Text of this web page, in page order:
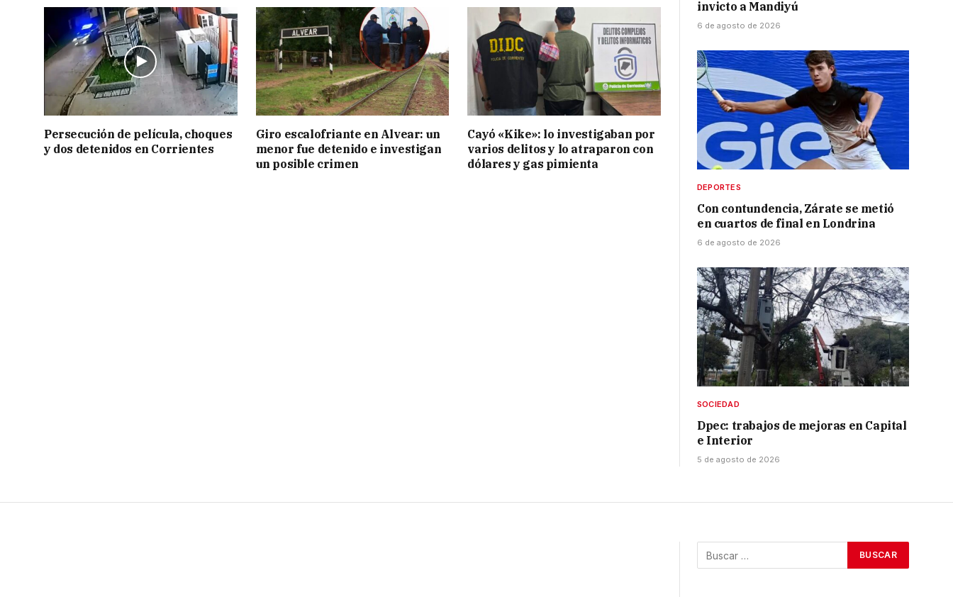
Persecución de película, choques
y dos detenidos en Corrientes
Giro escalofriante en Alvear: un
menor fue detenido e investigan
un posible crimen
Cayó «Kike»: lo investigaban por
varios delitos y lo atraparon con
dólares y gas pimienta
invicto a Mandiyú
6 de agosto de 2026
DEPORTES
Con contundencia, Zárate se metió
en cuartos de final en Londrina
6 de agosto de 2026
SOCIEDAD
Dpec: trabajos de mejoras en Capital
e Interior
5 de agosto de 2026